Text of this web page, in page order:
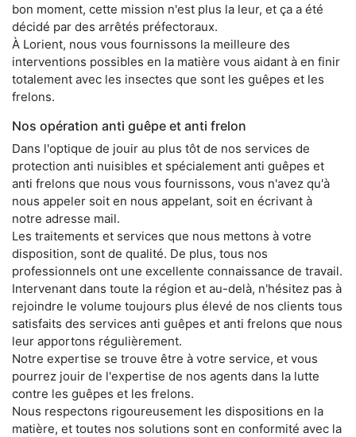
bon moment, cette mission n'est plus la leur, et ça a été
décidé par des arrêtés préfectoraux.
À Lorient, nous vous fournissons la meilleure des
interventions possibles en la matière vous aidant à en finir
totalement avec les insectes que sont les guêpes et les
frelons.
Nos opération anti guêpe et anti frelon
Dans l'optique de jouir au plus tôt de nos services de
protection anti nuisibles et spécialement anti guêpes et
anti frelons que nous vous fournissons, vous n'avez qu'à
nous appeler soit en nous appelant, soit en écrivant à
notre adresse mail.
Les traitements et services que nous mettons à votre
disposition, sont de qualité. De plus, tous nos
professionnels ont une excellente connaissance de travail.
Intervenant dans toute la région et au-delà, n'hésitez pas à
rejoindre le volume toujours plus élevé de nos clients tous
satisfaits des services anti guêpes et anti frelons que nous
leur apportons régulièrement.
Notre expertise se trouve être à votre service, et vous
pourrez jouir de l'expertise de nos agents dans la lutte
contre les guêpes et les frelons.
Nous respectons rigoureusement les dispositions en la
matière, et toutes nos solutions sont en conformité avec la